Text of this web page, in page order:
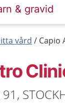
& gravid
vård Capio